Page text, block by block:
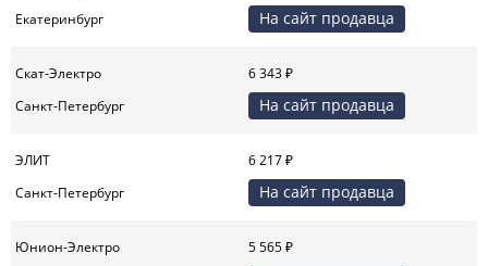
Екатеринбург
На сайт продавца
Скат-Электро
6 343 ₽
Санкт-Петербург
На сайт продавца
ЭЛИТ
6 217 ₽
Санкт-Петербург
На сайт продавца
Юнион-Электро
5 565 ₽